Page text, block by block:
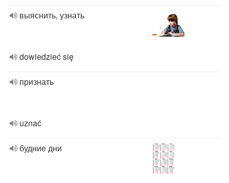
выяснить, узнать
dowiedzieć się
признать
uznać
будние дни